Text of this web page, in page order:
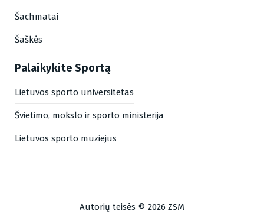
Šachmatai
Šaškės
Palaikykite Sportą
Lietuvos sporto universitetas
Švietimo, mokslo ir sporto ministerija
Lietuvos sporto muziejus
Autorių teisės © 2026 ZSM